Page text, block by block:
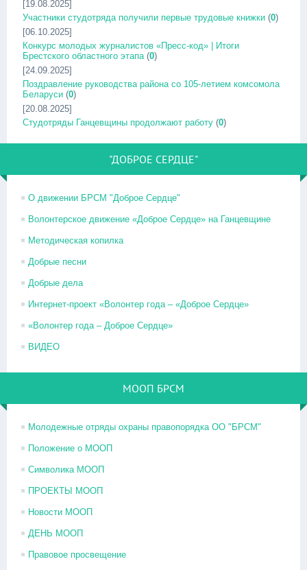
[19.08.2025]
Участники студотряда получили первые трудовые книжки (0)
[06.10.2025]
Конкурс молодых журналистов «Пресс-код» | Итоги
Брестского областного этапа (0)
[24.09.2025]
Поздравление руководства района со 105-летием комсомола
Беларуси (0)
[20.08.2025]
Студотряды Ганцевщины продолжают работу (0)
"ДОБРОЕ СЕРДЦЕ"
О движении БРСМ "Доброе Сердце"
Волонтерское движение «Доброе Сердце» на Ганцевщине
Методическая копилка
Добрые песни
Добрые дела
Интернет-проект «Волонтер года – «Доброе Сердце»
«Волонтер года – Доброе Сердце»
ВИДЕО
МООП БРСМ
Молодежные отряды охраны правопорядка ОО "БРСМ"
Положение о МООП
Символика МООП
ПРОЕКТЫ МООП
Новости МООП
ДЕНЬ МООП
Правовое просвещение